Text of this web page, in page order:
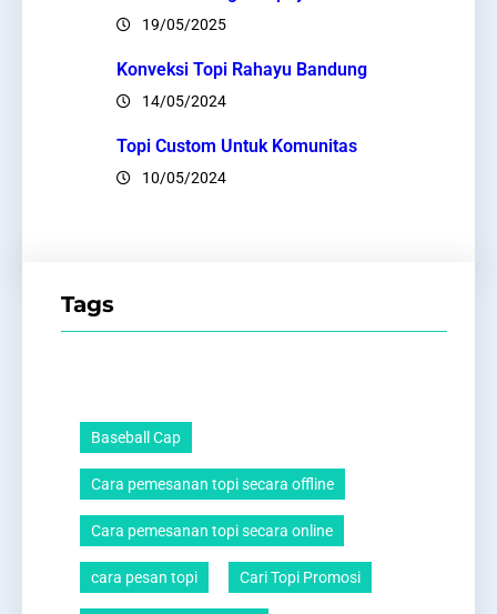
19/05/2025
Konveksi Topi Rahayu Bandung
14/05/2024
Topi Custom Untuk Komunitas
10/05/2024
Tags
Baseball Cap
Cara pemesanan topi secara offline
Cara pemesanan topi secara online
cara pesan topi Cari Topi Promosi